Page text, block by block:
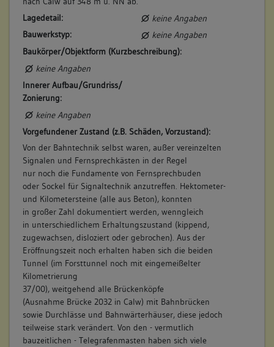
Tunnel
Konstruktionsdetail:
Skelettbau
Eisen- und Stahlbetonskelett
2. Bauphase:
(1905 - 1907)
2. Bauphase und noch Epoche I (allg. BE): Am 01.10.1905
wurde der bereits seit 1886 gewünschte Haltepunkt in
Ostelsheim für den Personennahverkehr sowie die
„Abfertigung von Reisegepäck“ eröffnet (StAL E 79 II, Bü
628). Um 1907 erhielten die Bahnwärterhäuser zusätzliche
Wärterbuden aus Wellblech direkt an den Gleisen zur
direkten Bedienung der Signale (vgl. Zeichnung zur
Wärterbude auf Infotafel im Restaurant Fuchsklinge).
Betroffene Gebäudeteile:
keine
Konstruktionsdetail:
Verwendete Materialien
Wellblech
Abbildungsnachweis
Lagedetail:
keine Angaben
Bauwerkstyp:
keine Angaben
Baukörper/Objektform (Kurzbeschreibung):
keine Angaben
Innerer Aufbau/Grundriss/
Zonierung:
keine Angaben
Vorgefundener Zustand (z.B. Schäden, Vorzustand):
Von der Bahntechnik selbst waren, außer vereinzelten
Signalen und Fernsprechkästen in der Regel
nur noch die Fundamente von Fernsprechbuden
oder Sockel für Signaltechnik anzutreffen. Hektometer-
und Kilometersteine (alle aus Beton), konnten
in großer Zahl dokumentiert werden, wenngleich
in unterschiedlichem Erhaltungszustand (kippend,
zugewachsen, disloziert oder gebrochen). Aus der
Eröffnungszeit noch erhalten haben sich die beiden
Tunnel (im Forsttunnel noch mit eingemeißelter
Kilometrierung
37/00), weitgehend alle Brückenköpfe
(Ausnahme Brücke 2032 in Calw) mit Bahnbrücken
sowie Durchlässe und Bahnwärterhäuser, diese jedoch
teilweise stark verändert. Von den - vermutlich
bauzeitlichen - Telegrafenmasten haben sich viele